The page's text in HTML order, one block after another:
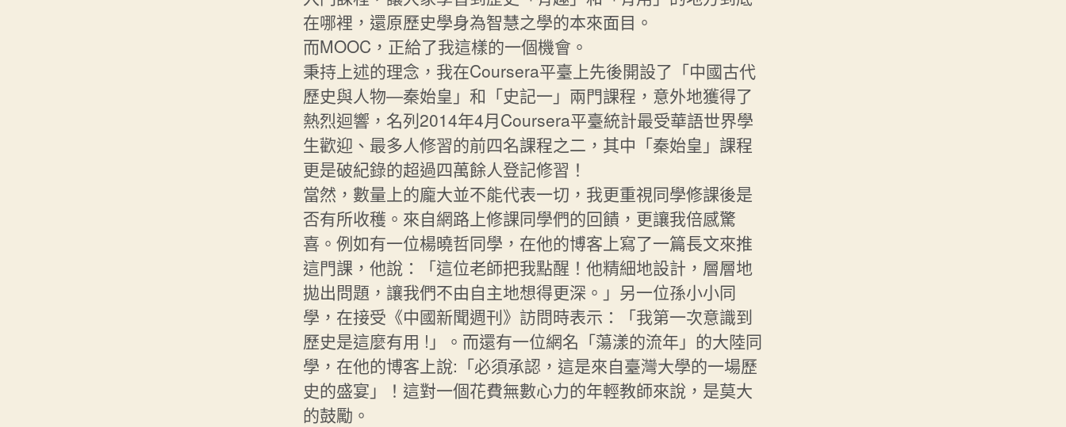
在哪裡，還原歷史學身為智慧之學的本來面目。
而MOOC，正給了我這樣的一個機會。
秉持上述的理念，我在Coursera平臺上先後開設了「中國古代
歷史與人物—秦始皇」和「史記一」兩門課程，意外地獲得了
熱烈迴響，名列2014年4月Coursera平臺統計最受華語世界學
生歡迎、最多人修習的前四名課程之二，其中「秦始皇」課程
更是破紀錄的超過四萬餘人登記修習！
當然，數量上的龐大並不能代表一切，我更重視同學修課後是
否有所收穫。來自網路上修課同學們的回饋，更讓我倍感驚
喜。例如有一位楊曉哲同學，在他的博客上寫了一篇長文來推
這門課，他說：「這位老師把我點醒！他精細地設計，層層地
拋出問題，讓我們不由自主地想得更深。」另一位孫小小同
學，在接受《中國新聞週刊》訪問時表示：「我第一次意識到
歷史是這麼有用 !」。而還有一位網名「蕩漾的流年」的大陸同
學，在他的博客上說:「必須承認，這是來自臺灣大學的一場歷
史的盛宴」！這對一個花費無數心力的年輕教師來說，是莫大
的鼓勵。